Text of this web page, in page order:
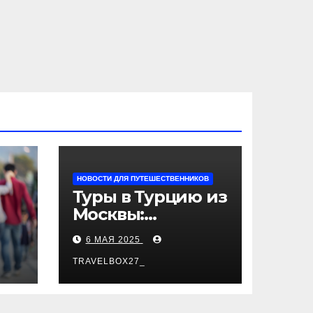
НОВОСТИ ДЛЯ ПУТЕШЕСТВЕННИКОВ
Туры в Турцию из
Москвы:
пляжный отдых,
экскурсии и
лучшие курорты
6 МАЯ 2025
TRAVELBOX27_